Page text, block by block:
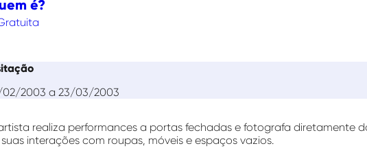
é?
2003 a 23/03/2003
realiza performances a portas fechadas e fotografa diretamente
interações com roupas, móveis e espaços vazios.